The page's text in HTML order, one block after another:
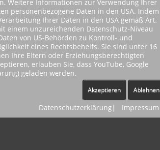
Weitere Informationen zur Verwendung Ihrer
personenbezogene Daten in den USA. Indem
Ihrer Daten in den USA gemäß Art.
einem unzureichenden Datenschutz-Niveau
von US-Behörden zu Kontroll- und
eines Rechtsbehelfs. Sie sind unter 16
Ihre Eltern oder Erziehungsberechtigten
erlauben Sie, dass YouTube, Google
geladen werden.
Akzeptieren Ablehnen
Datenschutzerklärung | Impressum